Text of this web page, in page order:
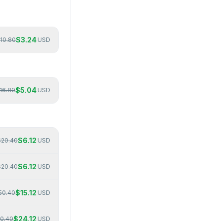
10.80$3.24 USD
16.80$5.04 USD
20.40$6.12 USD
20.40$6.12 USD
$15.12 USD
$24.12 USD